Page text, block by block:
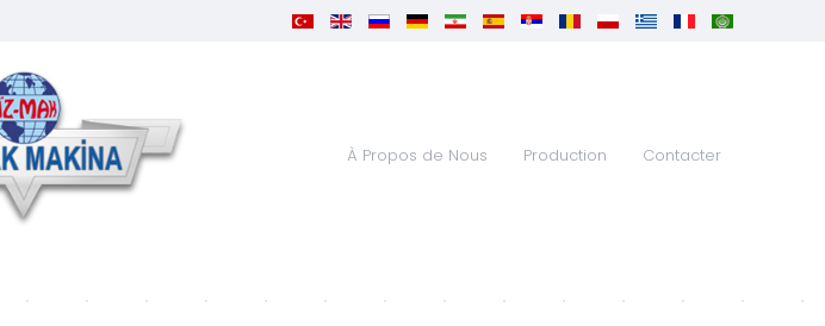
À Propos de Nous Production Contacter